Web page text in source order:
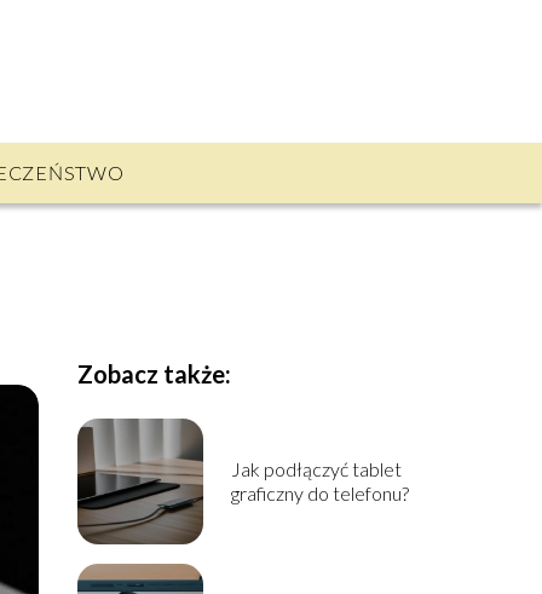
Zobacz także:
Jak podłączyć tablet
graficzny do telefonu?